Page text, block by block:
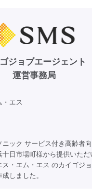
ジョブエージェント
運営事務局
エス
ック サービス付き高齢者
日市場町様から提供いただ
・エム・エス のカイゴジ
しました。